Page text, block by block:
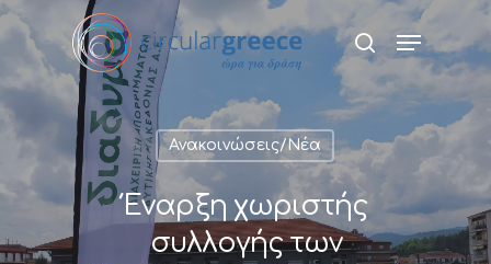
Hit enter to search or ESC to close
Ανακοινώσεις/Νέα
Έναρξη χωριστής
συλλογής των